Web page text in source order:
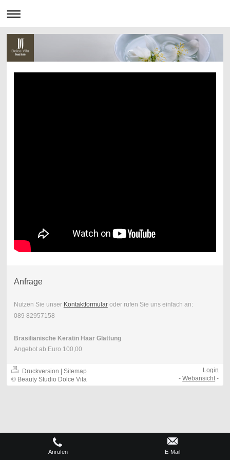
Anfrage
Nutzen Sie unser Kontaktformularoder rufen Sie uns einfach an:
089 82957158
Brasilianische Keratin Haar Glättung
Angebot ab Euro 100,00
Druckversion
Sitemap
© Beauty Studio Dolce Vita
Login
-Webansicht-
Anrufen E-Mail